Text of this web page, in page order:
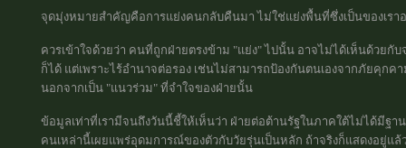
จุดมุ่งหมายสำคัญคือการแย่งคนกลับคืนมา ไม่ใช่แย่งพื้นที่ซึ่งเป็นของเรา
ควรเข้าใจด้วยว่า คนที่ถูกฝ่ายตรงข้าม "แย่ง" ไปนั้น อาจไม่ได้เห็นด้วยกั
ก็ได้ แต่เพราะไร้อำนาจต่อรอง เช่นไม่สามารถป้องกันตนเองจากภัยคุก
นอกจากเป็น "แนวร่วม" ที่จำใจของฝ่ายนั้น
ข้อมูลเท่าที่เรามีจนถึงวันนี้ชี้ให้เห็นว่า ฝ่ายต่อต้านรัฐในภาคใต้ไม่ได้มีฐา
คนเหล่านี้เผยแพร่อุดมการณ์ของตัวกับวัยรุ่นเป็นหลัก ถ้าจริงก็แสดงอยู่แ